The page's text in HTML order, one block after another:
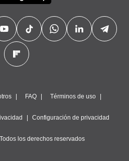
FAQ Términos de uso
Configuración de privacidad
los derechos reservados